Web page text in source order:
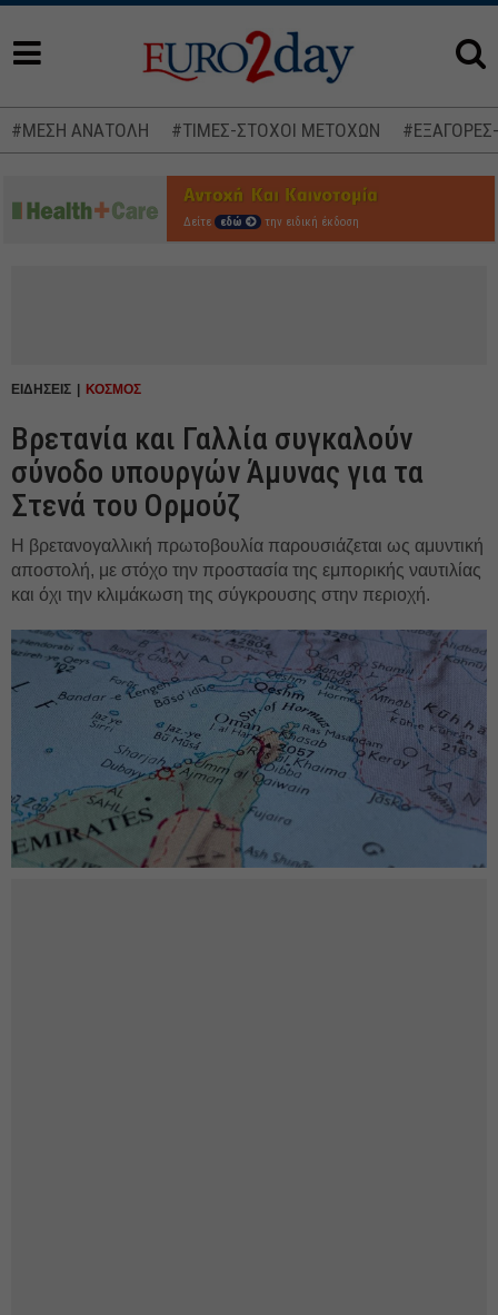
#ΜΕΣΗ ΑΝΑΤΟΛΗ #ΤΙΜΕΣ-ΣΤΟΧΟΙ ΜΕΤΟΧΩΝ
Δείτε εδώ την ειδική έκδοση
ΕΙΔΗΣΕΙΣ ΚΟΣΜΟΣ
Βρετανία και Γαλλία συγκαλούν
σύνοδο υπουργών Άμυνας για τα
Στενά του Ορμούζ
Η βρετανογαλλική πρωτοβουλία παρουσιάζεται ως αμυντική
αποστολή, με στόχο την προστασία της εμπορικής ναυτιλίας
και όχι την κλιμάκωση της σύγκρουσης στην περιοχή.